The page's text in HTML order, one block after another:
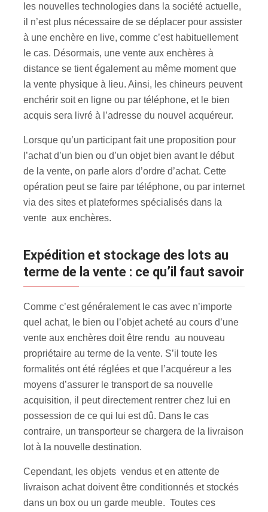
les nouvelles technologies dans la société actuelle,
il n’est plus nécessaire de se déplacer pour assister
à une enchère en live, comme c’est habituellement
le cas. Désormais, une vente aux enchères à
distance se tient également au même moment que
la vente physique à lieu. Ainsi, les chineurs peuvent
enchérir soit en ligne ou par téléphone, et le bien
acquis sera livré à l’adresse du nouvel acquéreur.
Lorsque qu’un participant fait une proposition pour
l’achat d’un bien ou d’un objet bien avant le début
de la vente, on parle alors d’ordre d’achat. Cette
opération peut se faire par téléphone, ou par internet
via des sites et plateformes spécialisés dans la
vente aux enchères.
Expédition et stockage des lots au
terme de la vente : ce qu’il faut savoir
Comme c’est généralement le cas avec n’importe
quel achat, le bien ou l’objet acheté au cours d’une
vente aux enchères doit être rendu au nouveau
propriétaire au terme de la vente. S’il toute les
formalités ont été réglées et que l’acquéreur a les
moyens d’assurer le transport de sa nouvelle
acquisition, il peut directement rentrer chez lui en
possession de ce qui lui est dû. Dans le cas
contraire, un transporteur se chargera de la livraison
lot à la nouvelle destination.
Cependant, les objets vendus et en attente de
livraison achat doivent être conditionnés et stockés
dans un box ou un garde meuble. Toutes ces